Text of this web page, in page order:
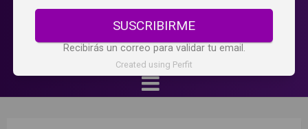
SUSCRIBIRME
Recibirás un correo para validar tu email.
Created using Perfit